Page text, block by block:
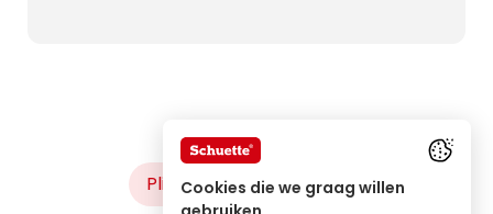
Plisségordijn profielrails
Cookies die we graag willen